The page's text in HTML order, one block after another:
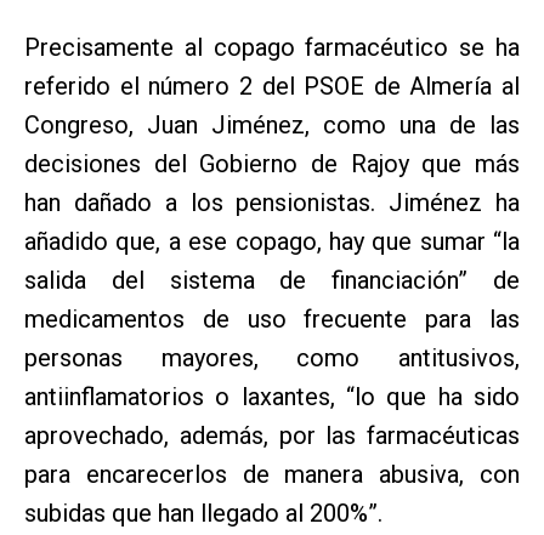
Precisamente al copago farmacéutico se ha
referido el número 2 del PSOE de Almería al
Congreso, Juan Jiménez, como una de las
decisiones del Gobierno de Rajoy que más
han dañado a los pensionistas. Jiménez ha
añadido que, a ese copago, hay que sumar “la
salida del sistema de financiación” de
medicamentos de uso frecuente para las
personas mayores, como antitusivos,
antiinflamatorios o laxantes, “lo que ha sido
aprovechado, además, por las farmacéuticas
para encarecerlos de manera abusiva, con
subidas que han llegado al 200%”.